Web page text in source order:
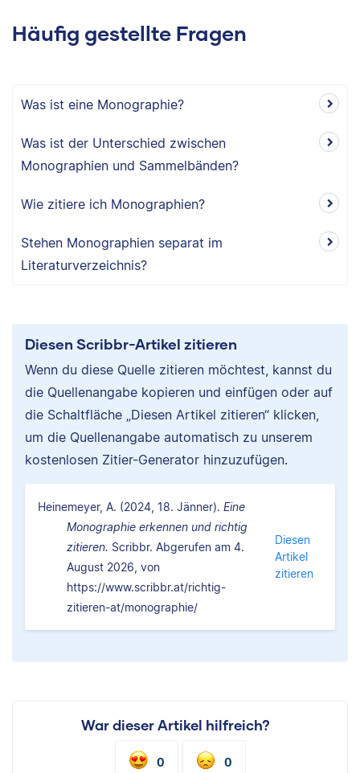
Häufig gestellte Fragen
Was ist eine Monographie?
Was ist der Unterschied zwischen
Monographien und Sammelbänden?
Wie zitiere ich Monographien?
Stehen Monographien separat im
Literaturverzeichnis?
Diesen Scribbr-Artikel zitieren
Wenn du diese Quelle zitieren möchtest, kannst du
die Quellenangabe kopieren und einfügen oder auf
die Schaltfläche „Diesen Artikel zitieren“ klicken,
um die Quellenangabe automatisch zu unserem
kostenlosen Zitier-Generator hinzuzufügen.
Heinemeyer, A. (2024, 18. Jänner). Eine
Monographie erkennen und richtig
zitieren. Scribbr. Abgerufen am 4.
August 2026, von
https://www.scribbr.at/richtig-
zitieren-at/monographie/
Diesen
Artikel
zitieren
War dieser Artikel hilfreich?
0 0